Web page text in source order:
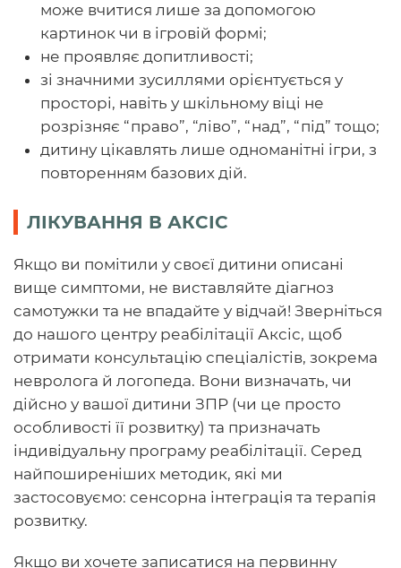
може вчитися лише за допомогою
картинок чи в ігровій формі;
не проявляє допитливості;
зі значними зусиллями орієнтується у
просторі, навіть у шкільному віці не
розрізняє “право”, “ліво”, “над”, “під” тощо;
дитину цікавлять лише одноманітні ігри, з
повторенням базових дій.
ЛІКУВАННЯ В АКСІС
Якщо ви помітили у своєї дитини описані
вище симптоми, не виставляйте діагноз
самотужки та не впадайте у відчай! Зверніться
до нашого центру реабілітації Аксіс, щоб
отримати консультацію спеціалістів, зокрема
невролога й логопеда. Вони визначать, чи
дійсно у вашої дитини ЗПР (чи це просто
особливості її розвитку) та призначать
індивідуальну програму реабілітації. Серед
найпоширеніших методик, які ми
застосовуємо: сенсорна інтеграція та терапія
розвитку.
Якщо ви хочете записатися на первинну